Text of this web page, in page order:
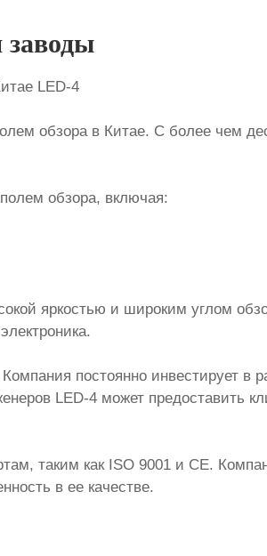
LED-4
обзора в Китае. С более чем
обзора, включая:
яркостью и широким углом
постоянно инвестирует в
LED-4 может предоставить
таким как ISO 9001 и CE.
в ее качестве.